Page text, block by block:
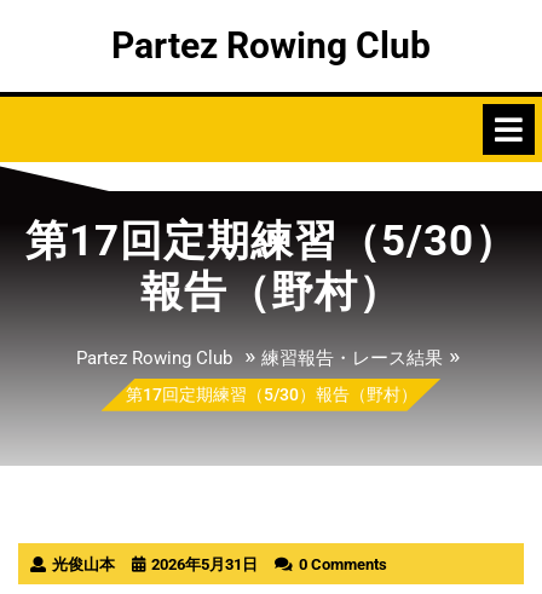
Partez Rowing Club
第17回定期練習（5/30）
報告（野村）
Partez Rowing Club » 練習報告・レース結果 »
第17回定期練習（5/30）報告（野村）
光俊山本 2026年5月31日 0 Comments